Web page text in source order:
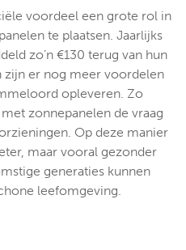
voordeel een grote rol in
te plaatsen. Jaarlijks
zo’n €130 terug van hun
zijn er nog meer voordelen
opleveren. Zo
zonnepanelen de vraag
Op deze manier
maar vooral gezonder
generaties kunnen
leefomgeving.